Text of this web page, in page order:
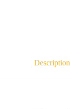
Description